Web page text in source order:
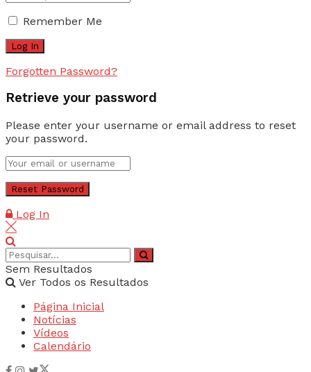
Remember Me
Forgotten Password?
Retrieve your password
Please enter your username or email address to reset
your password.
Log In
Sem Resultados
Ver Todos os Resultados
Página Inicial
Notícias
Vídeos
Calendário